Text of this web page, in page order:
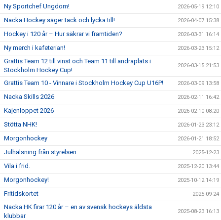
SCHEMA HOCKEY IQ-CAMP
Ny Sportchef Ungdom! 2026-05-19 12:10
Nacka Hockey säger tack och lycka till! 2026-04-07 15:38
Hockey i 120 år – Hur säkrar vi framtiden? 2026-03-31 16:14
Ny merch i kafeterian! 2026-03-23 15:12
Grattis Team 12 till vinst och Team 11 till andraplats i
Stockholm Hockey Cup!
2026-03-15 21:53
Grattis Team 10 - Vinnare i Stockholm Hockey Cup U16P! 2026-03-09 13:58
Nacka Skills 2026 2026-02-11 16:42
Kajenloppet 2026 2026-02-10 08:20
Stötta NHK! 2026-01-23 23:12
Morgonhockey 2026-01-21 18:52
Julhälsning från styrelsen.. 2025-12-23
Vila i frid. 2025-12-20 13:44
Morgonhockey! 2025-10-12 14:19
Fritidskortet 2025-09-24
Nacka HK firar 120 år – en av svensk hockeys äldsta
klubbar
2025-08-23 16:13